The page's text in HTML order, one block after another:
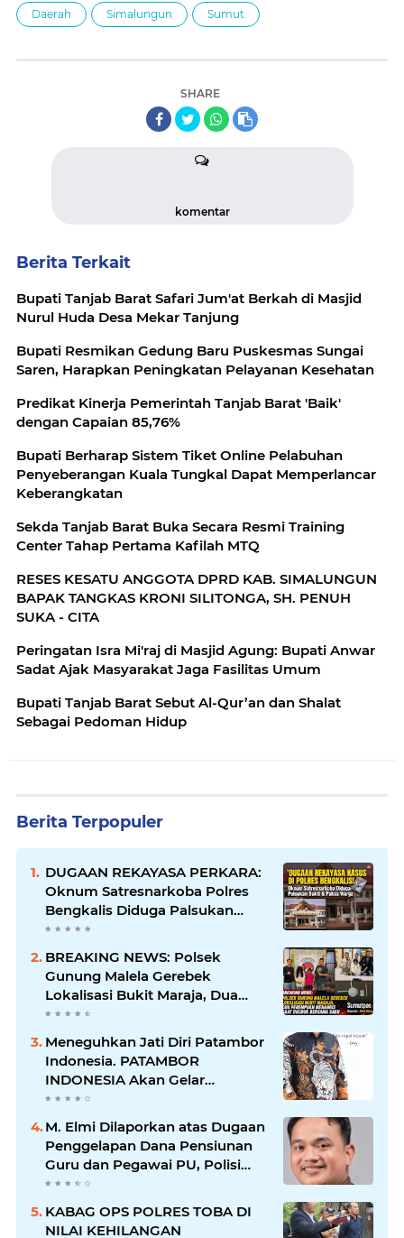
Daerah Simalungun Sumut
SHARE
komentar
Berita Terkait
Bupati Tanjab Barat Safari Jum'at Berkah di Masjid
Nurul Huda Desa Mekar Tanjung
Bupati Resmikan Gedung Baru Puskesmas Sungai
Saren, Harapkan Peningkatan Pelayanan Kesehatan
Predikat Kinerja Pemerintah Tanjab Barat 'Baik'
dengan Capaian 85,76%
Bupati Berharap Sistem Tiket Online Pelabuhan
Penyeberangan Kuala Tungkal Dapat Memperlancar
Keberangkatan
Sekda Tanjab Barat Buka Secara Resmi Training
Center Tahap Pertama Kafilah MTQ
RESES KESATU ANGGOTA DPRD KAB. SIMALUNGUN
BAPAK TANGKAS KRONI SILITONGA, SH. PENUH
SUKA - CITA
Peringatan Isra Mi'raj di Masjid Agung: Bupati Anwar
Sadat Ajak Masyarakat Jaga Fasilitas Umum
Bupati Tanjab Barat Sebut Al-Qur’an dan Shalat
Sebagai Pedoman Hidup
Berita Terpopuler
DUGAAN REKAYASA PERKARA:
Oknum Satresnarkoba Polres
Bengkalis Diduga Palsukan
Barang Bukti Hingga Paksa
BREAKING NEWS: Polsek
Gunung Malela Gerebek
Lokalisasi Bukit Maraja, Dua
Perempuan Menangis Saat
Diciduk Bersama Sabu
Meneguhkan Jati Diri Patambor
Indonesia. PATAMBOR
INDONESIA Akan Gelar
RAKERNAS II Di Jakarta.
M. Elmi Dilaporkan atas Dugaan
Penggelapan Dana Pensiunan
Guru dan Pegawai PU, Polisi
Pastikan Proses Hukum
KABAG OPS POLRES TOBA DI
NILAI KEHILANGAN